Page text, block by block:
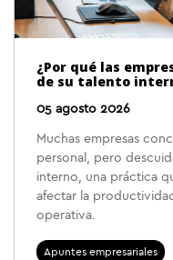
¿Por qué las
de su talento
05 agosto 2026
Muchas empresas
personal, pero
interno, una práctica
afectar la
operativa.
Apuntes empresariales